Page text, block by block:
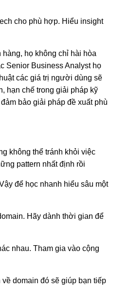
cho phù hợp. Hiểu insight
họ không chỉ hài hòa
Senior Business Analyst họ
các giá trị người dùng sẽ
hạn chế trong giải pháp kỹ
bảo giải pháp đề xuất phù
không thể tránh khỏi việc
pattern nhất định rồi
để học nhanh hiểu sâu một
Hãy dành thời gian để
nhau. Tham gia vào cộng
domain đó sẽ giúp bạn tiếp